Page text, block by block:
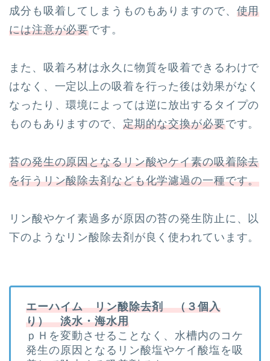
成分も吸着してしまうものもありますので、 使用
には注意が必要です。
また、吸着ろ材は永久に物質を吸着できるわけで
はなく、一定以上の吸着を行った後は効果がなく
なったり、環境によっては逆に放出するタイプの
ものもありますので、 定期的な交換が必要です。
苔の発生の原因となるリン酸やケイ素の吸着除去
を行うリン酸除去剤なども化学濾過の一種です。
リン酸やケイ素過多が原因の苔の発生防止に、以
下のようなリン酸除去剤が良く使われています。
エーハイム リン酸除去剤 （３個入
り） 淡水・海水用
ｐＨを変動させることなく、水槽内のコケ
発生の原因となるリン酸塩やケイ酸塩を吸